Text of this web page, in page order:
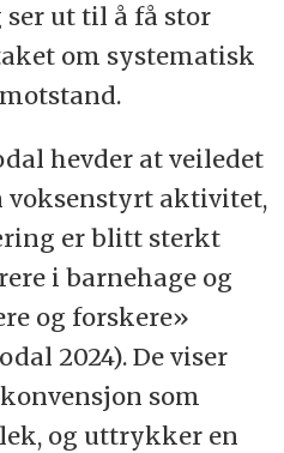
ut til å få stor
om systematisk
hevder at veiledet
voksenstyrt aktivitet,
er blitt sterkt
i barnehage og
og forskere»
2024). De viser
som
og uttrykker en